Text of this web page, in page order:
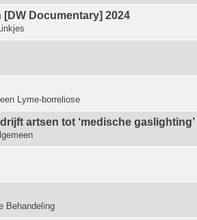
Documentary] 2024
Lyme-borreliose
artsen tot ‘medische gas­lighting’
Behandeling